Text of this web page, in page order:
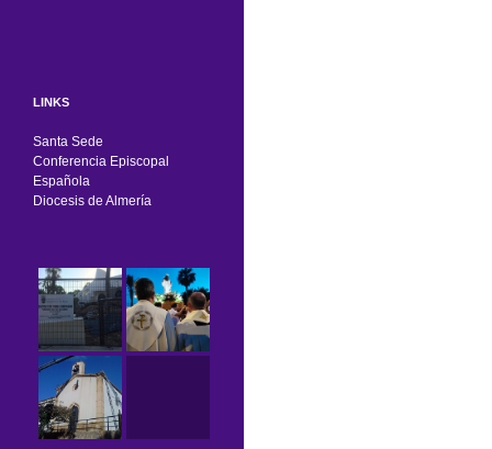
LINKS
Santa Sede
Conferencia Episcopal
Española
Diocesis de Almería